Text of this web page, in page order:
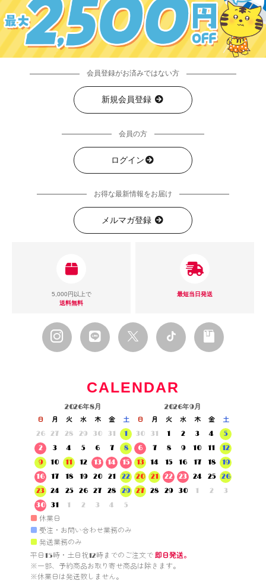
会員登録がお済みではない方
新規会員登録
会員の方
ログイン
お得な最新情報をお届け
メルマガ登録
5,000円以上で
送料無料
最短当日発送
CALENDAR
2026年8月
日 月 火 水 木 金
土
26
27 28 29 30 31
1
2
3 4 5 6 7
8
9
10 11 12 13 14
15
16
17 18 19 20 21
22
23
24 25 26 27 28
29
30
31 1 2 3 4 5
2026年9月
日 月 火 水 木 金
土
30
31 1 2 3 4
5
6
7 8 9 10 11
12
13
14 15 16 17 18
19
20
21 22 23 24 25
26
27
28 29 30 1 2 3
■ 休業日
■ 受注・お問い合わせ業務のみ
■ 発送業務のみ
平日15時・土日祝12時までのご注文で 即日発送。
※一部、予約商品お取り寄せ商品は除きます。
※休業日は発送致しません。